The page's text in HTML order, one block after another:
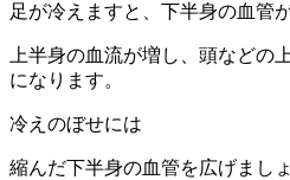
足が冷えますと、下半身の血管
上半身の血流が増し、頭などの
になります。
冷えのぼせには
縮んだ下半身の血管を広げましょ